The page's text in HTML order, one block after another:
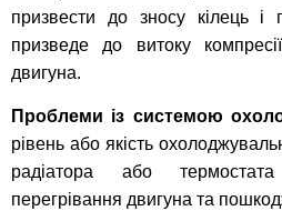
призвести до зносу кілець
призведе до витоку
двигуна.
Проблеми із системою
рівень або якість
радіатора або
перегрівання двигуна та